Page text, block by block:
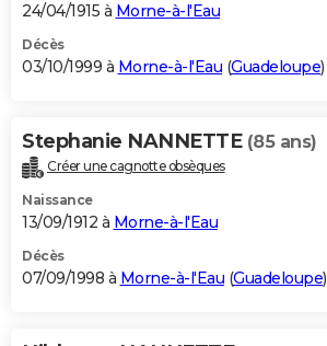
24/04/1915 à Morne-à-l'Eau
Décès
03/10/1999 à Morne-à-l'Eau (Guadeloupe)
Stephanie NANNETTE (85 ans)
Créer une cagnotte obsèques
Naissance
13/09/1912 à Morne-à-l'Eau
Décès
07/09/1998 à Morne-à-l'Eau (Guadeloupe)